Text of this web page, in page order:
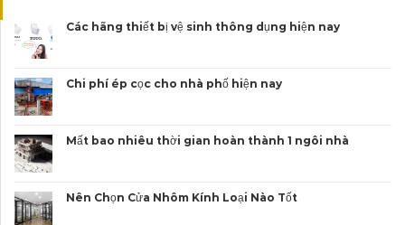
Các hãng thiết bị vệ sinh thông dụng hiện nay
Chi phí ép cọc cho nhà phố hiện nay
Mất bao nhiêu thời gian hoàn thành 1 ngôi nhà
Nên Chọn Cửa Nhôm Kính Loại Nào Tốt